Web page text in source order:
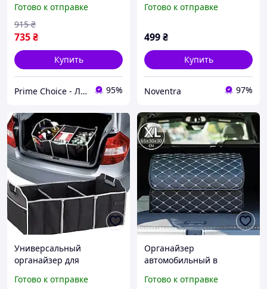
сумка на липучках
складная на 2 отсека
Готово к отправке
735₴
915 ₴
Купить
Prime Choice - Лучший выбор 95%
автомобильные
хранения вещей на
сиденье в машину
автосумки
Готово к отправке
499₴
Купить
Noventra 97%
Универсальный
органайзер для
Organizer, Органайзер в
Готово к отправке
Органайзер
автомобильный в
саквояж ящик для
Готово к отправке